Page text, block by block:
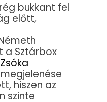
bukkant fel
előtt,
a Sztárbox
hiszen az
szinte